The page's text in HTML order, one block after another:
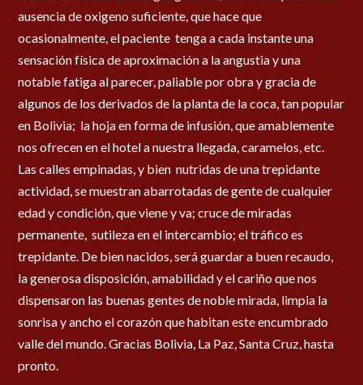
ausencia de oxigeno suficiente, que hace que
ocasionalmente, el paciente tenga a cada instante una
sensación física de aproximación a la angustia y una
notable fatiga al parecer, paliable por obra y gracia de
algunos de los derivados de la planta de la coca, tan popular
en Bolivia; la hoja en forma de infusión, que amablemente
nos ofrecen en el hotel a nuestra llegada, caramelos, etc.
Las calles empinadas, y bien nutridas de una trepidante
actividad, se muestran abarrotadas de gente de cualquier
edad y condición, que viene y va; cruce de miradas
permanente, sutileza en el intercambio; el tráfico es
trepidante. De bien nacidos, será guardar a buen recaudo,
la generosa disposición, amabilidad y el cariño que nos
dispensaron las buenas gentes de noble mirada, limpia la
sonrisa y ancho el corazón que habitan este encumbrado
valle del mundo. Gracias Bolivia, La Paz, Santa Cruz, hasta
pronto.